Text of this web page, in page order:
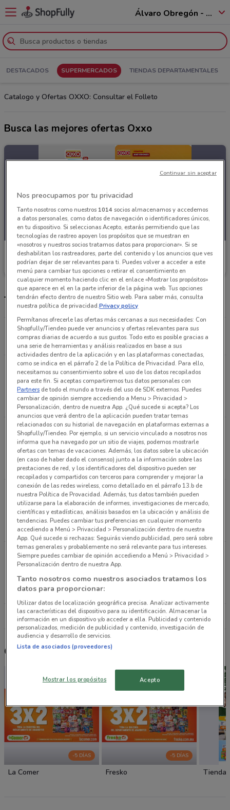
Álvaro Obregón - 01520
DESTACADOS SUPERMERCADOS TIENDAS DEPARTAMENTALES
Catalogo y Ofertas OXXO: Consultar el Folleto
Busca las mejores ofertas Oxxo
OXXO
Caduca el 31/12
Tiendas Oxxo y horarios
Av. Benito Juárez (cdmx)
192 m
DIVISION DEL NORTE COL. DEL VALLE CENTRO
ENTRE Adolfo Prieto y Luz Aviñon Ciudad De
México
218 m
ABIERTO
AV. DIVISION DEL NORTE COL. DEL VALLE
CENTRO ENTRE AV. EUGENIA Y CONCEPCION
BEISTEGUI Ciudad De México
341 m
ABIERTO
Eugenia COL. DEL VALLE CENTRO ENTRE Avenida
Adolfo Prieto y Avenida Coyoacan Ciudad De
México
367 m
ABIERTO
LUZ SAVIÑON COL. DEL VALLE CENTRO ENTRE
SAN FRANCISCO Y GONZALE DE COSSIO Ciudad
De México
379 m
ABIERTO
Todas las tiendas OXXO
Otros catálogos cercanos
-5 DÍAS
La Comer
-5 DÍAS
Fresko
Nos preocupamos por tu privacidad
Tanto nosotros como nuestros 1014socios almacenamos y accedemos
a datos personales, como datos de navegación o identificadores únicos,
en tu dispositivo. Si seleccionas Acepto, estarás permitiendo que las
tecnologías de rastreo apoyen los propósitos que se muestran en
«nosotros y nuestros socios tratamos datos para proporcionar». Si se
deshabilitan los rastreadores, parte del contenido y los anuncios que ves
podrían dejar de ser relevantes para ti. Puedes volver a acceder a este
menú para cambiar tus opciones o retirar el consentimiento en
cualquier momento haciendo clic en el enlace «Mostrar los propósitos»
que aparece en el en la parte inferior de la página web. Tus opciones
tendrán efecto dentro de nuestro Sitio web. Para saber más, consulta
nuestra política de privacidad.Privacy policy
Permítanos ofrecerle las ofertas más cercanas a sus necesidades: Con
Shopfully/Tiendeo puede ver anuncios y ofertas relevantes para sus
compras diarias de acuerdo a sus gustos. Todo esto es posible gracias a
una serie de herramientas y análisis realizados en base a sus
actividades dentro de la aplicación y en las plataformas conectadas,
como se indica en el párrafo 2 de la Política de Privacidad. Para ello,
necesitamos su consentimiento sobre el uso de los datos recopilados
para este fin. Si aceptas compartiremos tus datos personales con
Partners de todo el mundo a través del uso de SDK externos. Puedes
cambiar de opinión siempre accediendo a Menu > Privacidad >
Personalización, dentro de nuestra App. ¿Qué sucede si acepta? Los
anuncios que verá dentro de la aplicación pueden tratar temas
relacionados con su historial de navegación en plataformas externas a
Shopfully/Tiendeo. Por ejemplo, si un servicio vinculado a nosotros nos
informa que ha navegado por un sitio de viajes, podemos mostrarle
ofertas con temas de vacaciones. Además, los datos sobre la ubicación
(en caso de haber dado el consenso) junto a la información sobre las
prestaciones de red, y los identificadores del dispositivo pueden ser
recopilados y compartidos con terceros para comprender y mejorar la
conexión de las redes wireless, como detallado en el párrafo 13.b de
nuestra Política de Provacidad. Además, tus datos también pueden
utilizarse para la elaboración de informes, investigaciones de mercado,
científicas y estadísticas, análisis basados en la ubicación y análisis de
tendencias. Puedes cambiar tus preferencias en cualquier momento
accediendo a Menú > Privacidad > Personalización dentro de nuestra
App. Qué sucede si rechazas: Seguirás viendo publicidad, pero será sobre
temas generales y probablemente no será relevante para tus intereses.
Siempre puedes cambiar de opinión accediendo a Menú > Privacidad >
Personalización dentro de nuestra App.
Tanto nosotros como nuestros asociados tratamos los
datos para proporcionar:
Utilizar datos de localización geográfica precisa. Analizar activamente
las características del dispositivo para su identificación. Almacenar la
información en un dispositivo y/o acceder a ella. Publicidad y contenido
personalizados, medición de publicidad y contenido, investigación de
audiencia y desarrollo de servicios.
Lista de asociados (proveedores)
Mostrar los propósitos Acepto
Continuar sin aceptar